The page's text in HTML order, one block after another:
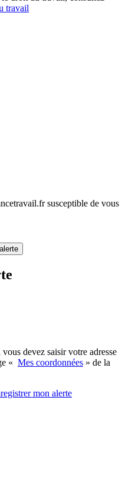
travail
susceptible de vous
devez saisir votre adresse
« Mes coordonnées » de la
mon alerte